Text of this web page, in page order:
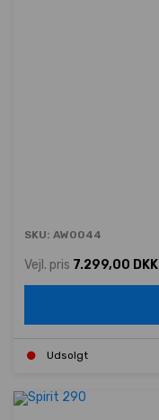
SKU: AW0044
Vejl. pris 7.299,00 DKK
Udsolgt